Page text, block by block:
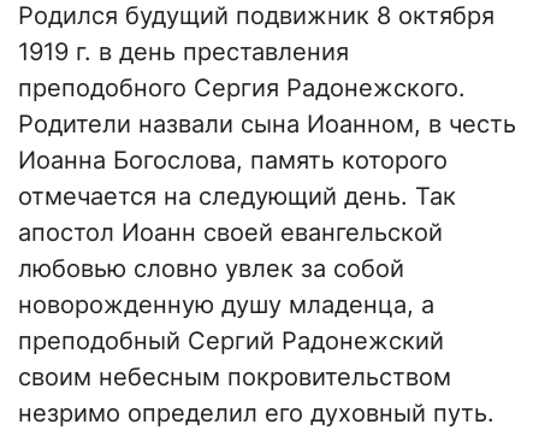
Родился будущий подвижник 8 октября
1919 г. в день преставления
преподобного Сергия Радонежского.
Родители назвали сына Иоанном, в честь
Иоанна Богослова, память которого
отмечается на следующий день. Так
апостол Иоанн своей евангельской
любовью словно увлек за собой
новорожденную душу младенца, а
преподобный Сергий Радонежский
своим небесным покровительством
незримо определил его духовный путь.